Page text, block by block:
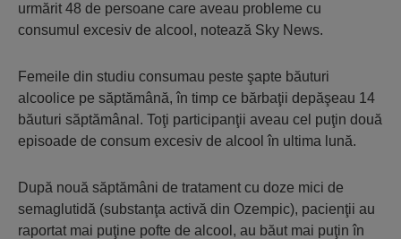
urmărit 48 de persoane care aveau probleme cu
consumul excesiv de alcool, notează Sky News.
Femeile din studiu consumau peste şapte băuturi
alcoolice pe săptămână, în timp ce bărbaţii depăşeau 14
băuturi săptămânal. Toţi participanţii aveau cel puţin două
episoade de consum excesiv de alcool în ultima lună.
După nouă săptămâni de tratament cu doze mici de
semaglutidă (substanţa activă din Ozempic), pacienţii au
raportat mai puţine pofte de alcool, au băut mai puţin în